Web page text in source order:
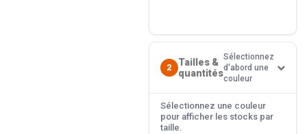
2
Tailles &
quantités
Sélectionnez
d'abord une
couleur
Sélectionnez une couleur
pour afficher les stocks par
taille.